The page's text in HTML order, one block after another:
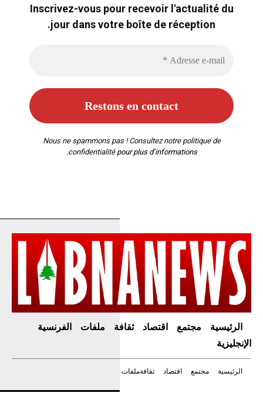
Inscrivez-vous pour recevoir l'actualité du
jour dans votre boîte de réception.
Nous ne spammons pas ! Consultez notre politique de
confidentialitépour plus d’informations.
الرئيسية مجتمع اقتصاد ثقافة ملفات
الفرنسية
الإنجليزية
الرئيسية مجتمع اقتصاد ثقافةملفات